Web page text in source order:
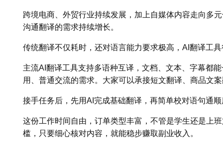
跨境电商、外贸行业持续发展，加上自媒体内容走向多
沟通翻译的需求持续增长。
传统翻译不仅耗时，还对语言能力要求极高，AI翻译工
主流AI翻译工具支持多语种互译，文档、文本、字幕都
用、普通交流的需求。大家可以承接短文翻译、商品文
接手任务后，先用AI完成基础翻译，再简单校对语句通
这份工作时间自由，订单类型丰富，不管是学生还是上
槛，只要细心核对内容，就能稳步赚取副业收入。